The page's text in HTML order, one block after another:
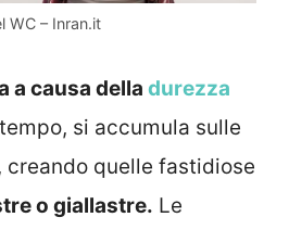
WC – Inran.it
a causa della durezza
si accumula sulle
creando quelle fastidiose
o giallastre. Le